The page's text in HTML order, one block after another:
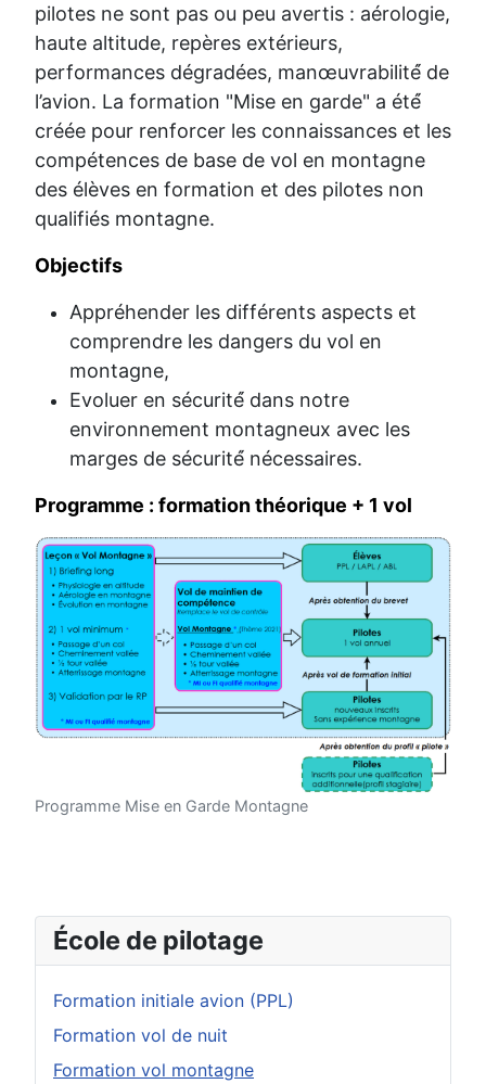
École de pilotage
Formation initiale avion (PPL)
Formation vol de nuit
Formation vol montagne
pilotes ne sont pas ou peu avertis : aérologie,
haute altitude, repères extérieurs,
performances dégradées, manœuvrabilité́ de
l’avion. La formation "Mise en garde" a été́
créée pour renforcer les connaissances et les
compétences de base de vol en montagne
des élèves en formation et des pilotes non
qualifiés montagne.
Objectifs
Appréhender les différents aspects et
comprendre les dangers du vol en
montagne,
Evoluer en sécurité́ dans notre
environnement montagneux avec les
marges de sécurité́ nécessaires.
Programme : formation théorique + 1 vol
Programme Mise en Garde Montagne